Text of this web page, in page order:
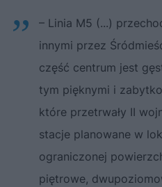
– Linia M5 (...)
innymi przez
część centrum jest
tym pięknymi i
które przetrwały II
stacje planowane w
ograniczonej
piętrowe,